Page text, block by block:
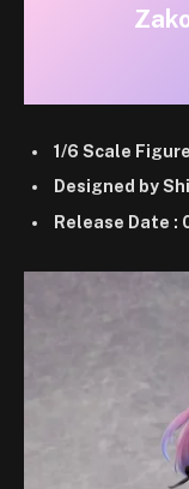
1/6 Scale Figure
Designed by
Release Date :